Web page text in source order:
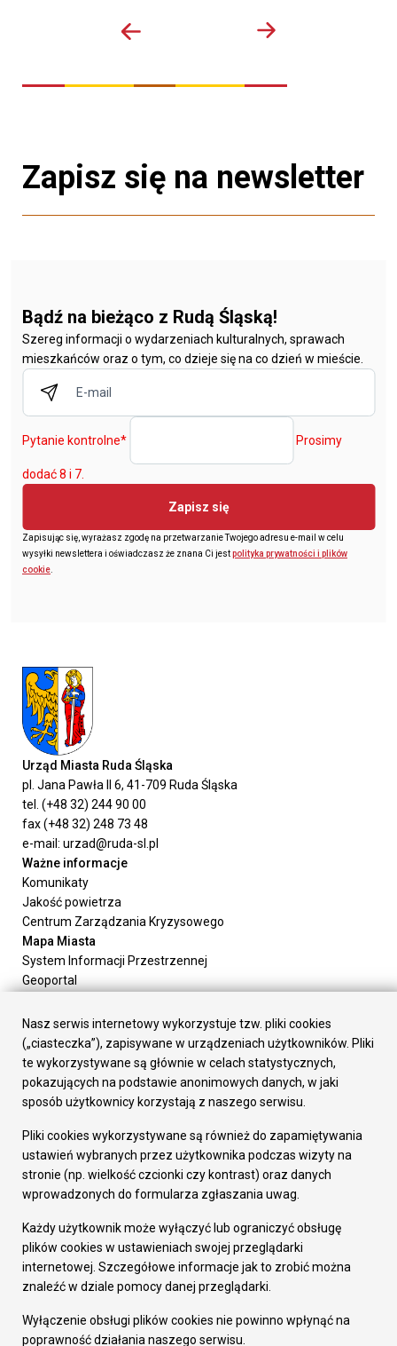
Zapisz się na newsletter
Bądź na bieżąco z Rudą Śląską!
Szereg informacji o wydarzeniach kulturalnych, sprawach
mieszkańców oraz o tym, co dzieje się na co dzień w mieście.
Pytanie kontrolne* Prosimy
dodać 8 i 7.
Zapisz się
Zapisując się, wyrażasz zgodę na przetwarzanie Twojego adresu e-mail w celu
wysyłki newslettera i oświadczasz że znana Ci jestpolityka prywatności i plików
cookie
Urząd Miasta Ruda Śląska
pl. Jana Pawła II 6, 41-709 Ruda Śląska
tel. (+48 32) 244 90 00
fax (+48 32) 248 73 48
e-mail: urzad@ruda-sl.pl
Ważne informacje
Komunikaty
Jakość powietrza
Centrum Zarządzania Kryzysowego
Mapa Miasta
System Informacji Przestrzennej
Geoportal
Załatw sprawę
Prezydent Miasta
Rada Miasta
Wydziały
Elektroniczna Skrzynka Podawcza
Gospodarka
Fundusze europejskie
Środki krajowe
Oferty inwestycyjne
Pozostałe
Deklaracja dostępności
Dane osobowe
Dodaj opinię o witrynie
Nasz serwis internetowy wykorzystuje tzw. pliki cookies
(„ciasteczka”), zapisywane w urządzeniach użytkowników. Pliki
te wykorzystywane są głównie w celach statystycznych,
pokazujących na podstawie anonimowych danych, w jaki
sposób użytkownicy korzystają z naszego serwisu.
Pliki cookies wykorzystywane są również do zapamiętywania
ustawień wybranych przez użytkownika podczas wizyty na
stronie (np. wielkość czcionki czy kontrast) oraz danych
wprowadzonych do formularza zgłaszania uwag.
Każdy użytkownik może wyłączyć lub ograniczyć obsługę
plików cookies w ustawieniach swojej przeglądarki
internetowej. Szczegółowe informacje jak to zrobić można
znaleźć w dziale pomocy danej przeglądarki.
Wyłączenie obsługi plików cookies nie powinno wpłynąć na
poprawność działania naszego serwisu.